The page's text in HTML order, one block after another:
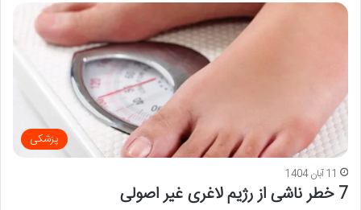
پزشکی
11 آبان 1404
7 خطر ناشی از رژیم لاغری غیر اصولی